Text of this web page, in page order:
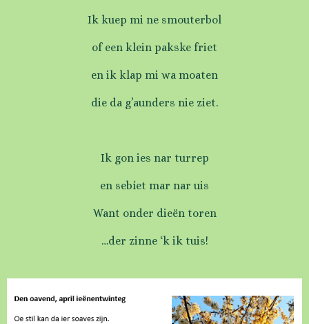
Ik kuep mi ne smouterbol
of een klein pakske friet
en ik klap mi wa moaten
die da g’aunders nie ziet.
Ik gon ies nar turrep
en sebíet mar nar uis
Want onder dieën toren
…der zinne ‘k ik tuis!